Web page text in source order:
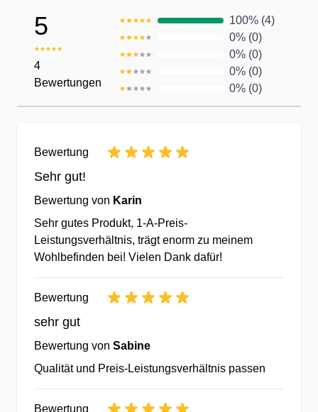
Persönlicher Kundenservice
Unser qualifiziertes Team kümmert
sich persönlich um Ihre Wünsche,
Mobilgerät o. Computer per Chat-
✔Kauf ohne Risiko - 14 Tage
Rückgaberecht
Der Kunde im Mittelpunkt
✔Gemeinsam besser - wir prämieren
✔Für jede Bestellung erhalten Sie
✔Interessante Rabatte &
5
4
Bewertungen
100% (4)
0% (0)
0% (0)
0% (0)
0% (0)
Bewertung
Sehr gut!
Bewertung von Karin
Sehr gutes Produkt, 1-A-Preis-
Leistungsverhältnis, trägt enorm zu meinem
Wohlbefinden bei! Vielen Dank dafür!
Bewertung
sehr gut
Bewertung von Sabine
Qualität und Preis-Leistungsverhältnis passen
Bewertung